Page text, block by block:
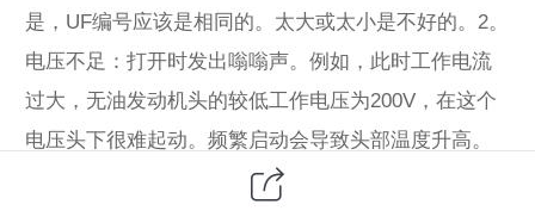
是，UF编号应该是相同的。太大或太小是不好的。2。
电压不足：打开时发出嗡嗡声。例如，此时工作电流
过大，无油发动机头的较低工作电压为200V，在这个
电压头下很难起动。频繁启动会导致头部温度升高。
终电路保护关闭。打开它直到温度下降。对于经常出